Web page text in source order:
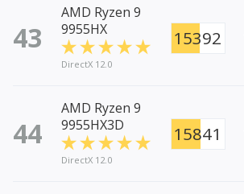
43
AMD Ryzen 9
9955HX
DirectX 12.0
15392
44
AMD Ryzen 9
9955HX3D
DirectX 12.0
15841